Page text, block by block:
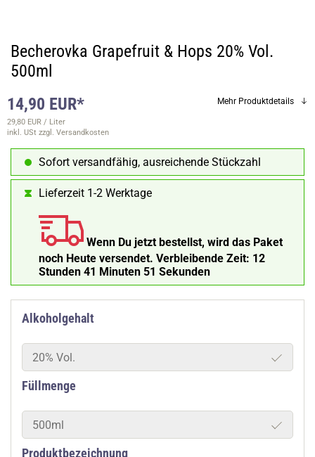
Becherovka Grapefruit & Hops 20% Vol.
500ml
14,90 EUR*
29,80 EUR / Liter
inkl. USt zzgl. Versandkosten
Mehr Produktdetails
Sofort versandfähig, ausreichende Stückzahl
Lieferzeit 1-2 Werktage
Wenn Du jetzt bestellst, wird das Paket
noch Heute versendet. Verbleibende Zeit: 12
Stunden 41 Minuten 50 Sekunden
Alkoholgehalt
20% Vol.
Füllmenge
500ml
Produktbezeichnung